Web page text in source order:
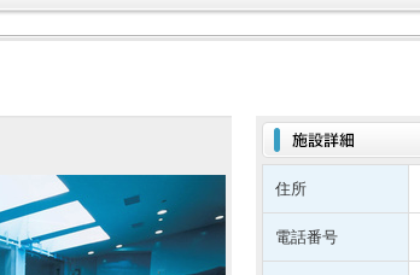
住所
電話番号